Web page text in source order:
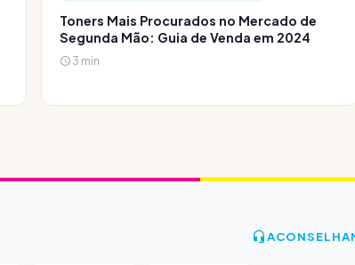
Toners Mais Procurados no Mercado de
Segunda Mão: Guia de Venda em 2024
3 min